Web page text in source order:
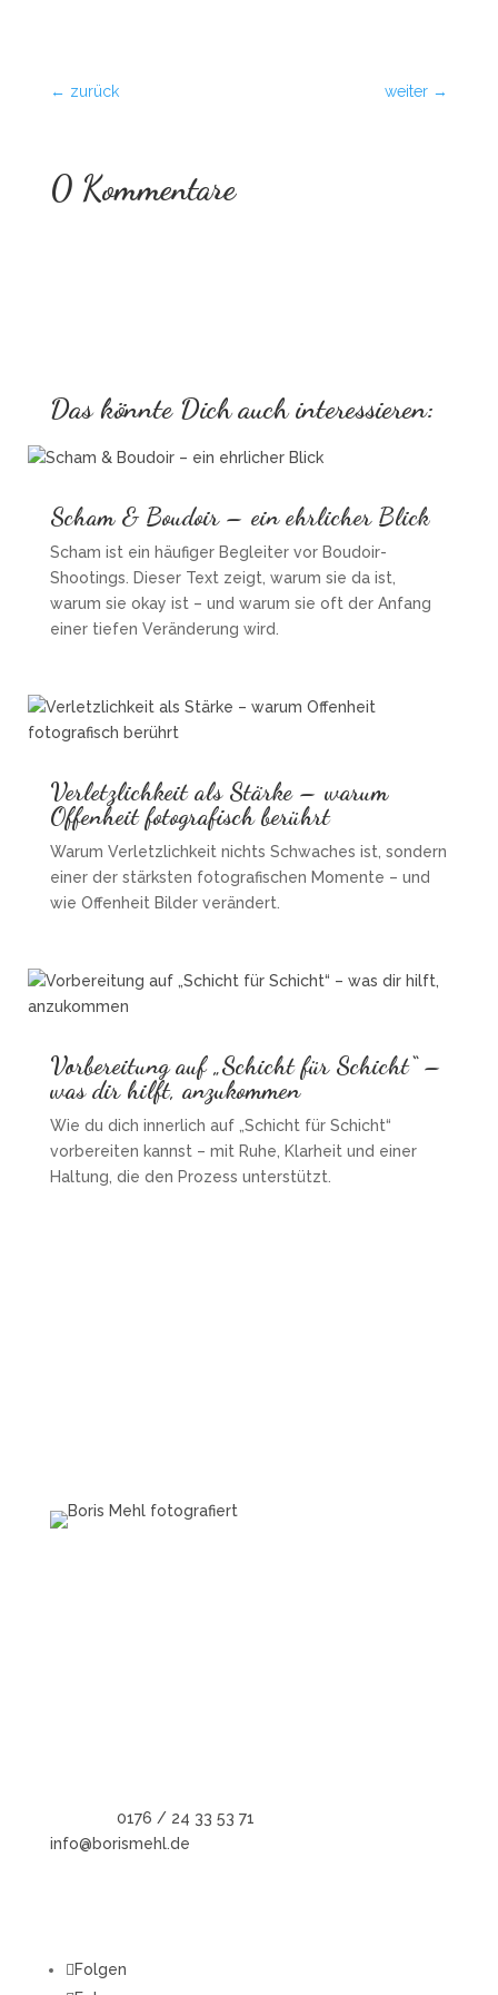
← zurück weiter →
0 Kommentare
Das könnte Dich auch interessieren:
Scham & Boudoir – ein ehrlicher Blick
Scham ist ein häufiger Begleiter vor Boudoir-
Shootings. Dieser Text zeigt, warum sie da ist,
warum sie okay ist – und warum sie oft der Anfang
einer tiefen Veränderung wird.
Verletzlichkeit als Stärke – warum
Offenheit fotografisch berührt
Warum Verletzlichkeit nichts Schwaches ist, sondern
einer der stärksten fotografischen Momente – und
wie Offenheit Bilder verändert.
Vorbereitung auf „Schicht für Schicht“ –
was dir hilft, anzukommen
Wie du dich innerlich auf „Schicht für Schicht“
vorbereiten kannst – mit Ruhe, Klarheit und einer
Haltung, die den Prozess unterstützt.
0176 / 24 33 53 71
info@borismehl.de
Folgen